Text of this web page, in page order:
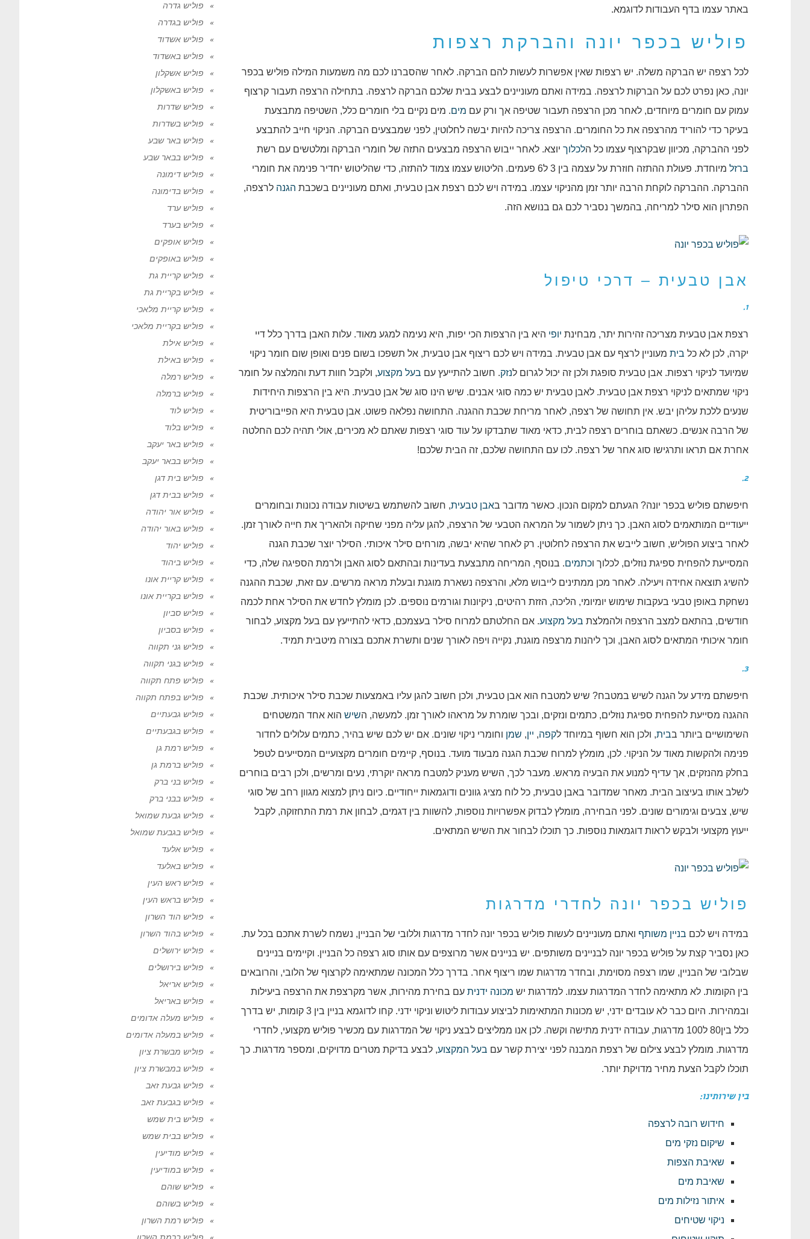
באתר עצמו בדף העבודות לדוגמא.
פוליש בכפר יונה והברקת רצפות
לכל רצפה יש הברקה משלה. יש רצפות שאין אפשרות לעשות להם הברקה. לאחר שהסברנו לכם מה משמעות המילה פוליש בכפר
יונה, כאן נפרט לכם על הברקות לרצפה. במידה ואתם מעוניינים לבצע בבית שלכם הברקה לרצפה. בתחילה הרצפה תעבור קרצוף
עמוק עם חומרים מיוחדים, לאחר מכן הרצפה תעבור שטיפה אך ורק עם מים. מים נקיים בלי חומרים כלל, השטיפה מתבצעת
בעיקר כדי להוריד מהרצפה את כל החומרים. הרצפה צריכה להיות יבשה לחלוטין, לפני שמבצעים הברקה. הניקוי חייב להתבצע
לפני ההברקה, מכיוון שבקרצוף עצמו כל הלכלוך יוצא. לאחר ייבוש הרצפה מבצעים התזה של חומרי הברקה ומלטשים עם רשת
ברזל
מיוחדת. פעולת ההתזה חוזרת על עצמה בין 3 ל6 פעמים. הליטוש עצמו צמוד להתזה, כדי שהליטוש יחדיר פנימה את חומרי
ההברקה. ההברקה לוקחת הרבה יותר זמן מהניקוי עצמו. במידה ויש לכם רצפת אבן טבעית, ואתם מעוניינים בשכבת הגנה לרצפה,
הפתרון הוא סילר למריחה, בהמשך נסביר לכם גם בנושא הזה.
אבן טבעית – דרכי טיפול
1.
רצפת אבן טבעית מצריכה זהירות יתר, מבחינת יופי היא בין הרצפות הכי יפות, היא נעימה למגע מאוד. עלות האבן בדרך כלל דיי
יקרה, לכן לא כל בית מעוניין לרצף עם אבן טבעית. במידה ויש לכם ריצוף אבן טבעית, אל תשפכו בשום פנים ואופן שום חומר ניקוי
שמיועד לניקוי רצפות. אבן טבעית סופגת ולכן זה יכול לגרום לנזק. חשוב להתייעץ עם בעל מקצוע, ולקבל חוות דעת והמלצה על חומר
ניקוי שמתאים לניקוי רצפת אבן טבעית. לאבן טבעית יש כמה סוגי אבנים. שיש הינו סוג של אבן טבעית. היא בין הרצפות היחידות
שנעים ללכת עליהן יבש. אין תחושה של רצפה, לאחר מריחת שכבת ההגנה. התחושה נפלאה פשוט. אבן טבעית היא הפייבוריטית
של הרבה אנשים. כשאתם בוחרים רצפה לבית, כדאי מאוד שתבדקו על עוד סוגי רצפות שאתם לא מכירים, אולי תהיה לכם החלטה
אחרת אם תראו ותרגישו סוג אחר של רצפה. לכו עם התחושה שלכם, זה הבית שלכם!
2.
חיפשתם פוליש בכפר יונה? הגעתם למקום הנכון. כאשר מדובר באבן טבעית, חשוב להשתמש בשיטות עבודה נכונות ובחומרים
ייעודיים המותאמים לסוג האבן. כך ניתן לשמור על המראה הטבעי של הרצפה, להגן עליה מפני שחיקה ולהאריך את חייה לאורך זמן.
לאחר ביצוע הפוליש, חשוב לייבש את הרצפה לחלוטין. רק לאחר שהיא יבשה, מורחים סילר איכותי. הסילר יוצר שכבת הגנה
המסייעת להפחית ספיגת נוזלים, לכלוך וכתמים. בנוסף, המריחה מתבצעת בעדינות ובהתאם לסוג האבן ולרמת הספיגה שלה, כדי
להשיג תוצאה אחידה ויעילה. לאחר מכן ממתינים לייבוש מלא, והרצפה נשארת מוגנת ובעלת מראה מרשים. עם זאת, שכבת ההגנה
נשחקת באופן טבעי בעקבות שימוש יומיומי, הליכה, הזזת רהיטים, ניקיונות וגורמים נוספים. לכן מומלץ לחדש את הסילר אחת לכמה
חודשים, בהתאם למצב הרצפה ולהמלצת בעל מקצוע. אם החלטתם למרוח סילר בעצמכם, כדאי להתייעץ עם בעל מקצוע, לבחור
חומר איכותי המתאים לסוג האבן, וכך ליהנות מרצפה מוגנת, נקייה ויפה לאורך שנים ותשרת אתכם בצורה מיטבית תמיד.
3.
חיפשתם מידע על הגנה לשיש במטבח? שיש למטבח הוא אבן טבעית, ולכן חשוב להגן עליו באמצעות שכבת סילר איכותית. שכבת
ההגנה מסייעת להפחית ספיגת נוזלים, כתמים ונזקים, ובכך שומרת על מראהו לאורך זמן. למעשה, השיש הוא אחד המשטחים
השימושיים ביותר בבית, ולכן הוא חשוף במיוחד לקפה, יין, שמן וחומרי ניקוי שונים. אם יש לכם שיש בהיר, כתמים עלולים לחדור
פנימה ולהקשות מאוד על הניקוי. לכן, מומלץ למרוח שכבת הגנה מבעוד מועד. בנוסף, קיימים חומרים מקצועיים המסייעים לטפל
בחלק מהנזקים, אך עדיף למנוע את הבעיה מראש. מעבר לכך, השיש מעניק למטבח מראה יוקרתי, נעים ומרשים, ולכן רבים בוחרים
לשלב אותו בעיצוב הבית. מאחר שמדובר באבן טבעית, כל לוח מציג גוונים ודוגמאות ייחודיים. כיום ניתן למצוא מגוון רחב של סוגי
שיש, צבעים וגימורים שונים. לפני הבחירה, מומלץ לבדוק אפשרויות נוספות, להשוות בין דגמים, לבחון את רמת התחזוקה, לקבל
ייעוץ מקצועי ולבקש לראות דוגמאות נוספות. כך תוכלו לבחור את השיש המתאים.
פוליש בכפר יונה לחדרי מדרגות
במידה ויש לכם בניין משותף ואתם מעוניינים לעשות פוליש בכפר יונה לחדר מדרגות וללובי של הבניין, נשמח לשרת אתכם בכל עת.
כאן נסביר קצת על פוליש בכפר יונה לבניינים משותפים. יש בניינים אשר מרוצפים עם אותו סוג רצפה כל הבניין. וקיימים בניינים
שבלובי של הבניין, שמו רצפה מסוימת, ובחדר מדרגות שמו ריצוף אחר. בדרך כלל המכונה שמתאימה לקרצוף של הלובי, והרובאים
בין הקומות. לא מתאימה לחדר המדרגות עצמו. למדרגות יש מכונה ידנית עם בחירת מהירות, אשר מקרצפת את הרצפה ביעילות
ובמהירות. היום כבר לא עובדים ידני, יש מכונות המתאימות לביצוע עבודות ליטוש וניקוי ידני. קחו לדוגמא בניין בין 3 קומות, יש בדרך
כלל בין80 ל100 מדרגות, עבודה ידנית מתישה וקשה. לכן אנו ממליצים לבצע ניקוי של המדרגות עם מכשיר פוליש מקצועי, לחדרי
מדרגות. מומלץ לבצע צילום של רצפת המבנה לפני יצירת קשר עם בעל המקצוע, לבצע בדיקת מטרים מדויקים, ומספר מדרגות. כך
תוכלו לקבל הצעת מחיר מדויקת יותר.
בין שירותינו:
חידוש רובה לרצפה
שיקום נזקי מים
שאיבת הצפות
שאיבת מים
איתור נזילות מים
ניקוי שטיחים
פוליש גדרה
פוליש בגדרה
פוליש אשדוד
פוליש באשדוד
פוליש אשקלון
פוליש באשקלון
פוליש שדרות
פוליש בשדרות
פוליש באר שבע
פוליש בבאר שבע
פוליש דימונה
פוליש בדימונה
פוליש ערד
פוליש בערד
פוליש אופקים
פוליש באופקים
פוליש קריית גת
פוליש בקריית גת
פוליש קריית מלאכי
פוליש בקריית מלאכי
פוליש אילת
פוליש באילת
פוליש רמלה
פוליש ברמלה
פוליש לוד
פוליש בלוד
פוליש באר יעקב
פוליש בבאר יעקב
פוליש בית דגן
פוליש בבית דגן
פוליש אור יהודה
פוליש באור יהודה
פוליש יהוד
פוליש ביהוד
פוליש קריית אונו
פוליש בקריית אונו
פוליש סביון
פוליש בסביון
פוליש גני תקווה
פוליש בגני תקווה
פוליש פתח תקווה
פוליש בפתח תקווה
פוליש גבעתיים
פוליש בגבעתיים
פוליש רמת גן
פוליש ברמת גן
פוליש בני ברק
פוליש בבני ברק
פוליש גבעת שמואל
פוליש בגבעת שמואל
פוליש אלעד
פוליש באלעד
פוליש ראש העין
פוליש בראש העין
פוליש הוד השרון
פוליש בהוד השרון
פוליש ירושלים
פוליש בירושלים
פוליש אריאל
פוליש באריאל
פוליש מעלה אדומים
פוליש במעלה אדומים
פוליש מבשרת ציון
פוליש במבשרת ציון
פוליש גבעת זאב
פוליש בגבעת זאב
פוליש בית שמש
פוליש בבית שמש
פוליש מודיעין
פוליש במודיעין
פוליש שוהם
פוליש בשוהם
פוליש רמת השרון